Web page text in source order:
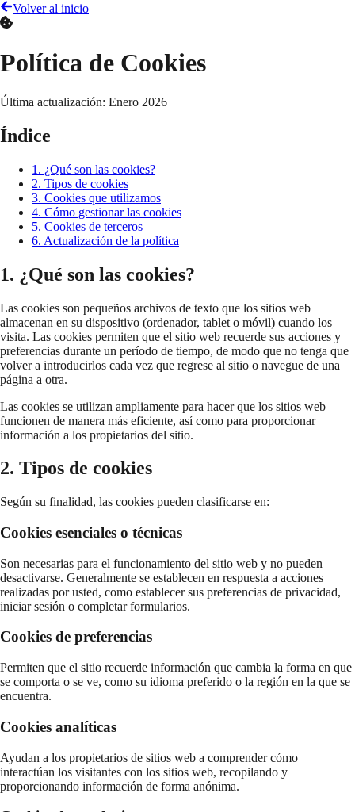
Volver al inicio
Política de Cookies
Última actualización: Enero 2026
Índice
1. ¿Qué son las cookies?
2. Tipos de cookies
3. Cookies que utilizamos
4. Cómo gestionar las cookies
5. Cookies de terceros
6. Actualización de la política
1. ¿Qué son las cookies?
Las cookies son pequeños archivos de texto que los sitios web
almacenan en su dispositivo (ordenador, tablet o móvil) cuando los
visita. Las cookies permiten que el sitio web recuerde sus acciones y
preferencias durante un período de tiempo, de modo que no tenga que
volver a introducirlos cada vez que regrese al sitio o navegue de una
página a otra.
Las cookies se utilizan ampliamente para hacer que los sitios web
funcionen de manera más eficiente, así como para proporcionar
información a los propietarios del sitio.
2. Tipos de cookies
Según su finalidad, las cookies pueden clasificarse en:
Cookies esenciales o técnicas
Son necesarias para el funcionamiento del sitio web y no pueden
desactivarse. Generalmente se establecen en respuesta a acciones
realizadas por usted, como establecer sus preferencias de privacidad,
iniciar sesión o completar formularios.
Cookies de preferencias
Permiten que el sitio recuerde información que cambia la forma en que
se comporta o se ve, como su idioma preferido o la región en la que se
encuentra.
Cookies analíticas
Ayudan a los propietarios de sitios web a comprender cómo
interactúan los visitantes con los sitios web, recopilando y
proporcionando información de forma anónima.